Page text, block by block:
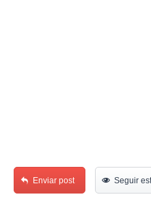
Enviar post Seguir